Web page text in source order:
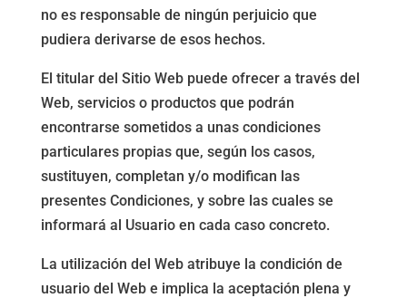
no es responsable de ningún perjuicio que
pudiera derivarse de esos hechos.
El titular del Sitio Web puede ofrecer a través del
Web, servicios o productos que podrán
encontrarse sometidos a unas condiciones
particulares propias que, según los casos,
sustituyen, completan y/o modifican las
presentes Condiciones, y sobre las cuales se
informará al Usuario en cada caso concreto.
La utilización del Web atribuye la condición de
usuario del Web e implica la aceptación plena y